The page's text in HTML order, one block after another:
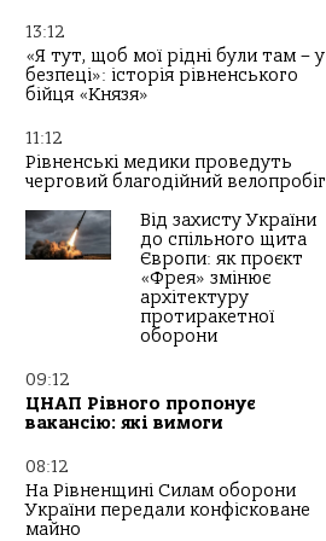
13:12
«Я тут, щоб мої рідні були там – у
безпеці»: історія рівненського
бійця «Князя»
11:12
Рівненські медики проведуть
черговий благодійний велопробіг
Від захисту України
до спільного щита
Європи: як проєкт
«Фрея» змінює
архітектуру
протиракетної
оборони
09:12
ЦНАП Рівного пропонує
вакансію: які вимоги
08:12
На Рівненщині Силам оборони
України передали конфісковане
майно